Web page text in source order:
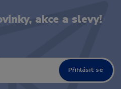
akce a slevy!
Přihlásit se